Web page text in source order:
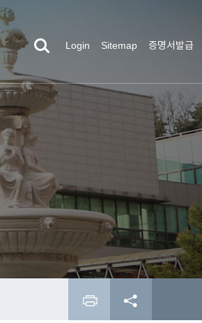
Login Sitemap 증명서발급
대학중장기발전계획
국인 모집
합격자 조회
신입생 안내
의무행정과
지털복지행정전공)
전공 전기공학과
한림성심역량인증제
리
게시판